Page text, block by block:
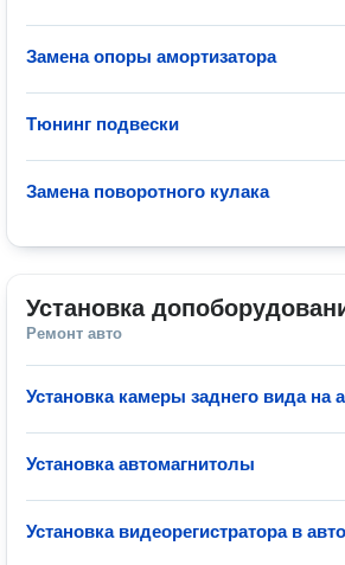
Замена опоры амортизатора
Тюнинг подвески
Замена поворотного кулака
Установка
Ремонт авто
Установка камеры заднего вида на
Установка автомагнитолы
Установка видеорегистратора в